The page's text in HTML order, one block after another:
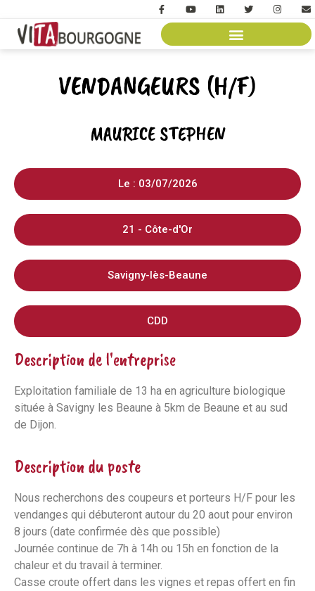
VENDANGEURS (H/F)
MAURICE STEPHEN
Le : 03/07/2026
21 - Côte-d'Or
Savigny-lès-Beaune
CDD
Description de l'entreprise
Exploitation familiale de 13 ha en agriculture biologique
située à Savigny les Beaune à 5km de Beaune et au sud
de Dijon.
Description du poste
Nous recherchons des coupeurs et porteurs H/F pour les
vendanges qui débuteront autour du 20 aout pour environ
8 jours (date confirmée dès que possible)
Journée continue de 7h à 14h ou 15h en fonction de la
chaleur et du travail à terminer.
Casse croute offert dans les vignes et repas offert en fin